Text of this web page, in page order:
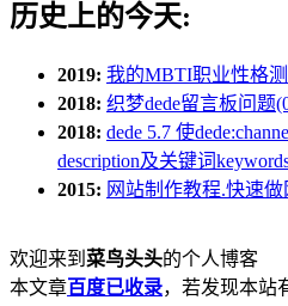
历史上的今天:
2019: 我的MBTI职业性格
2018: 织梦dede留言板问题
2018: dede 5.7 使
description及关键词
2015: 网站制作教程.快速
欢迎来到 菜鸟头头的个人博客
本文章百度已收录，若发现本站